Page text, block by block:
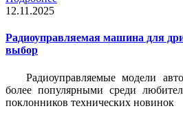
12.11.2025
Радиоуправляемая машина для
выбор
Радиоуправляемые модели
более популярными среди
поклонников технических новинок